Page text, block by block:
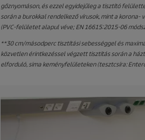
gőznyomáson, és ezzel egyidejűleg a tisztító
során a burokkal rendelkező vírusok, mint a korona-
(PVC-felületet alapul véve; EN 16615:2015-06
**30 cm/másodperc tisztítási sebességgel és
közvetlen érintkezéssel végzett tisztítás során a
elforduló, sima keményfelületeken (tesztcsíra: